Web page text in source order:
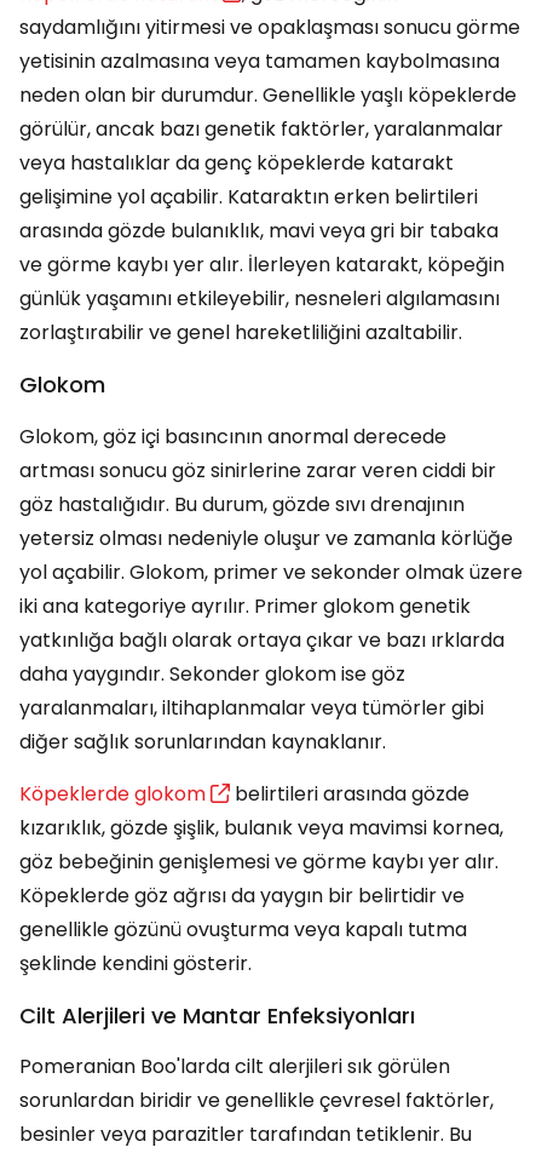
saydamlığını yitirmesi ve opaklaşması sonucu görme
yetisinin azalmasına veya tamamen kaybolmasına
neden olan bir durumdur. Genellikle yaşlı köpeklerde
görülür, ancak bazı genetik faktörler, yaralanmalar
veya hastalıklar da genç köpeklerde katarakt
gelişimine yol açabilir. Kataraktın erken belirtileri
arasında gözde bulanıklık, mavi veya gri bir tabaka
ve görme kaybı yer alır. İlerleyen katarakt, köpeğin
günlük yaşamını etkileyebilir, nesneleri algılamasını
zorlaştırabilir ve genel hareketliliğini azaltabilir.
Glokom
Glokom, göz içi basıncının anormal derecede
artması sonucu göz sinirlerine zarar veren ciddi bir
göz hastalığıdır. Bu durum, gözde sıvı drenajının
yetersiz olması nedeniyle oluşur ve zamanla körlüğe
yol açabilir. Glokom, primer ve sekonder olmak üzere
iki ana kategoriye ayrılır. Primer glokom genetik
yatkınlığa bağlı olarak ortaya çıkar ve bazı ırklarda
daha yaygındır. Sekonder glokom ise göz
yaralanmaları, iltihaplanmalar veya tümörler gibi
diğer sağlık sorunlarından kaynaklanır.
Köpeklerde glokom
belirtileri arasında gözde
kızarıklık, gözde şişlik, bulanık veya mavimsi kornea,
göz bebeğinin genişlemesi ve görme kaybı yer alır.
Köpeklerde göz ağrısı da yaygın bir belirtidir ve
genellikle gözünü ovuşturma veya kapalı tutma
şeklinde kendini gösterir.
Cilt Alerjileri ve Mantar Enfeksiyonları
Pomeranian Boo'larda cilt alerjileri sık görülen
sorunlardan biridir ve genellikle çevresel faktörler,
besinler veya parazitler tarafından tetiklenir. Bu